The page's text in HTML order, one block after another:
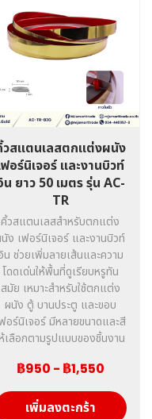
วสแตนเลสตกแต่งผนัง
ฟอร์นิเจอร์ และงานบิวท์
น ยาว 50 เมตร รุ่น AC-
TR
คิ้วสแตนเลสสำหรับตกแต่ง
ง เฟอร์นิเจอร์ และงานบิวท์
น ช่วยเพิ่มลายเส้นและความ
โดดเด่นให้พื้นที่ดูเรียบหรูทัน
สมัย เหมาะสำหรับใช้ตกแต่ง
ผนัง ตู้ บานประตู และขอบ
อร์นิเจอร์ มีหลายขนาดและสี
เลือกตามรูปแบบของชิ้นงาน
฿950 - ฿1,550
เพิ่มลงตะกร้า